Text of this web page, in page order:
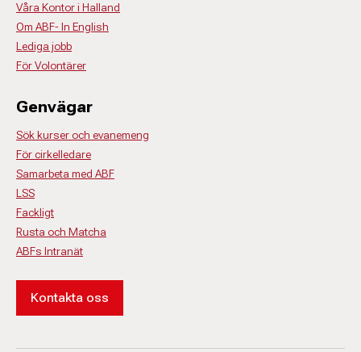
Våra Kontor i Halland
Om ABF- In English
Lediga jobb
För Volontärer
Genvägar
Sök kurser och evanemeng
För cirkelledare
Samarbeta med ABF
LSS
Fackligt
Rusta och Matcha
ABFs Intranät
Kontakta oss